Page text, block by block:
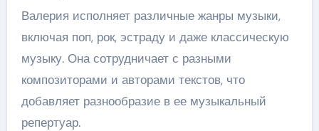
Валерия исполняет различные жанры музыки,
включая поп, рок, эстраду и даже классическую
музыку. Она сотрудничает с разными
композиторами и авторами текстов, что
добавляет разнообразие в ее музыкальный
репертуар.